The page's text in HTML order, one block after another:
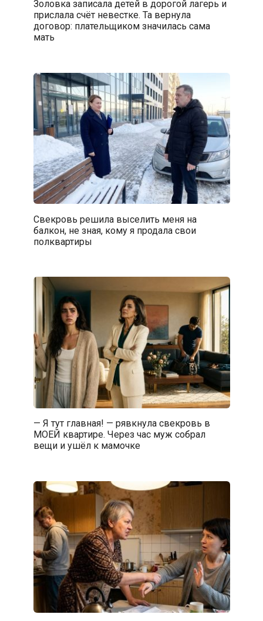
Золовка записала детей в дорогой лагерь и
прислала счёт невестке. Та вернула
договор: плательщиком значилась сама
мать
Свекровь решила выселить меня на
балкон, не зная, кому я продала свои
полквартиры
— Я тут главная! — рявкнула свекровь в
МОЕЙ квартире. Через час муж собрал
вещи и ушёл к мамочке